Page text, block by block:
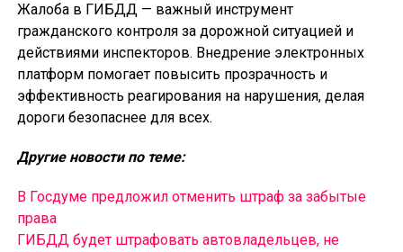
Жалоба в ГИБДД — важный инструмент
гражданского контроля за дорожной ситуацией и
действиями инспекторов. Внедрение электронных
платформ помогает повысить прозрачность и
эффективность реагирования на нарушения, делая
дороги безопаснее для всех.
Другие новости по теме:
В Госдуме предложил отменить штраф за забытые
права
ГИБДД будет штрафовать автовладельцев, не